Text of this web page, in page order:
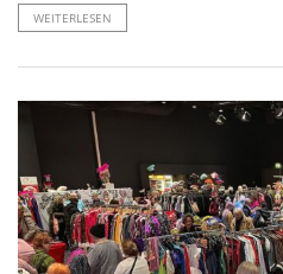
WEITERLESEN